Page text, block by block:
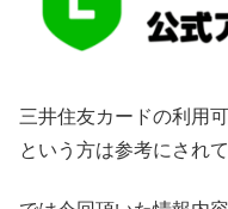
三井住友カードの利用
という方は参考にされ